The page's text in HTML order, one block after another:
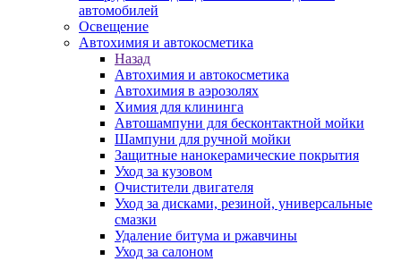
автомобилей
Освещение
Автохимия и автокосметика
Назад
Автохимия и автокосметика
Автохимия в аэрозолях
Химия для клининга
Автошампуни для бесконтактной мойки
Шампуни для ручной мойки
Защитные нанокерамические покрытия
Уход за кузовом
Очистители двигателя
Уход за дисками, резиной, универсальные
смазки
Удаление битума и ржавчины
Уход за салоном